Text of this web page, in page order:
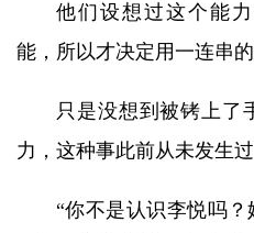
他们设想过这个能
能，所以才决定用一连串
只是没想到被铐上了
力，这种事此前从未发生过
“你不是认识李悦吗